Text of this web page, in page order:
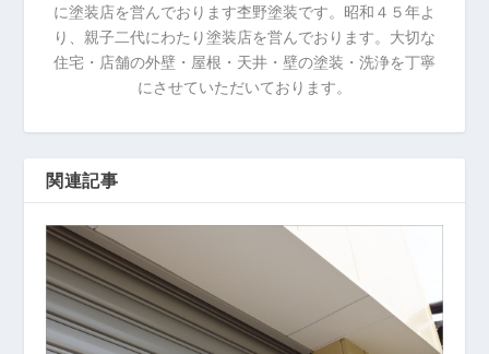
に塗装店を営んでおります杢野塗装です。昭和４５年よ
り、親子二代にわたり塗装店を営んでおります。大切な
住宅・店舗の外壁・屋根・天井・壁の塗装・洗浄を丁寧
にさせていただいております。
関連記事